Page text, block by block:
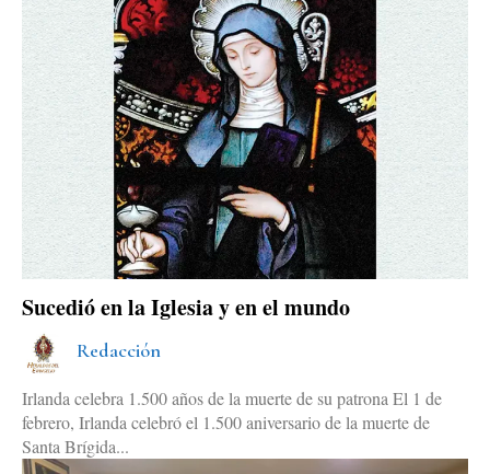
Sucedió en la Iglesia y en el mundo
Redacción
Irlanda celebra 1.500 años de la muerte de su patrona El 1 de
febrero, Irlanda celebró el 1.500 aniversario de la muerte de
Santa Brígida...